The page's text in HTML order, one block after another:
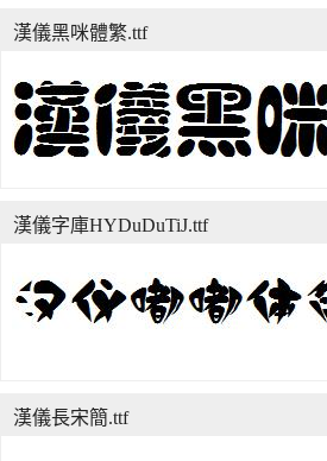
漢儀黑咪體繁.ttf
漢儀字庫HYDuDuTiJ.ttf
漢儀長宋簡.ttf